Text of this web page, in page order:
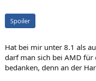
Spoiler
Hat bei mir unter 8.1 als
darf man sich bei AMD für
bedanken, denn an der